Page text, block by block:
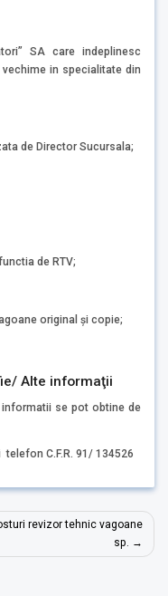
SA care indeplinesc
in specialitate din
de Director Sucursala;
de RTV;
original și copie;
Alte informaţii
se pot obtine de
telefon C.F.R. 91/ 134526
revizor tehnic vagoane
sp.